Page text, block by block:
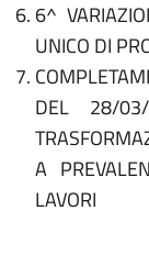
6^
UNICO DI
DEL 28/
A
LAVORI